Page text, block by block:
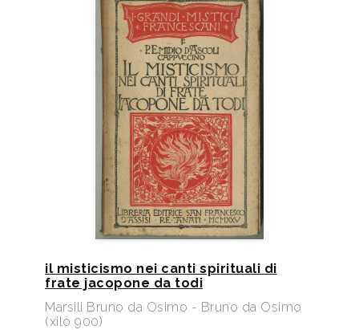
il misticismo nei canti spirituali di
frate jacopone da todi
Marsili Bruno da Osimo - Bruno da Osimo
(xilo 900)